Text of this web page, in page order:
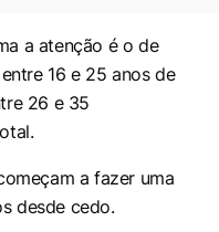
a atenção é o de
16 e 25 anos de
26 e 35
a fazer uma
desde cedo.